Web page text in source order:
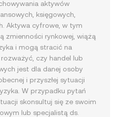
aktywów
księgowych,
Aktywa cyfrowe, w tym
zmienności rynkowej, wiążą
i mogą stracić na
czy handel lub
jest dla danej osoby
i przyszłej sytuacji
W przypadku pytań
skonsultuj się ze swoim
lub specjalistą ds.